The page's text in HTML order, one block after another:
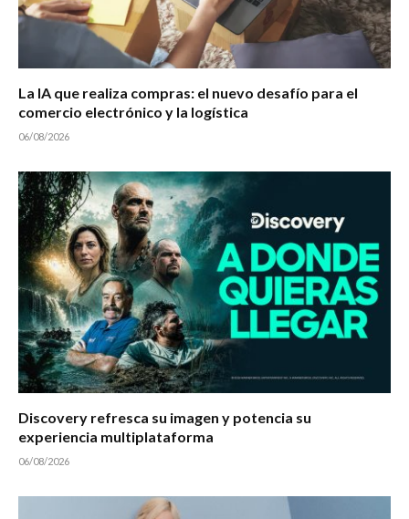
La IA que realiza compras: el nuevo desafío para el
comercio electrónico y la logística
06/08/2026
Discovery refresca su imagen y potencia su
experiencia multiplataforma
06/08/2026